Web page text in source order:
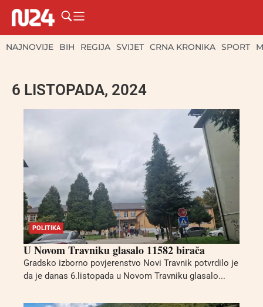
NAJNOVIJE BIH REGIJA SVIJET CRNA KRONIKA SPORT
6 LISTOPADA, 2024
POLITIKA
U Novom Travniku glasalo 11582 birača
Gradsko izborno povjerenstvo Novi Travnik potvrdilo je
da je danas 6.listopada u Novom Travniku glasalo...